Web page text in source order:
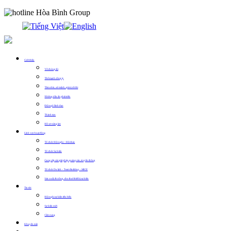
Giới thiệu
Về chúng tôi
Thế mạnh công ty
Tầm nhìn, sứ mệnh, giá trị cốt lõi
Những dấu ấn phát triển
Đội ngũ lãnh đạo
Thành tựu
Hồ sơ năng lực
Lĩnh vực hoạt động
Tổ chức Hội nghị – Hội thảo
Tổ chức Sự kiện
Cung cấp các giải pháp quảng cáo, truyền thông
Tổ chức Du lịch – Team Building – MICE
Sản xuất, thi công, cho thuê thiết bị sự kiện
Tin tức
Hội nghị sự kiện tiêu biểu
Sự kiện mới
Cẩm nang
Khuyến mãi